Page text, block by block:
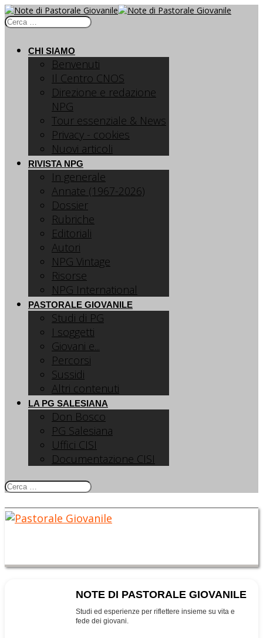
CHI SIAMO
Benvenuti
Il Centro CNOS
Direzione e redazione
NPG
Tour essenziale & News
Privacy - cookies
Nuovi articoli
RIVISTA NPG
In generale
Annate (1967-2026)
Dossier
Rubriche
Editoriali
Autori
NPG Vintage
Risorse
NPG International
PASTORALE GIOVANILE
Studi di PG
I soggetti
Giovani e...
Percorsi
Sussidi
Altri contenuti
LA PG SALESIANA
Don Bosco
PG Salesiana
Uffici CISI
Documentazione CISI
NOTE DI PASTORALE GIOVANILE
Studi ed esperienze per riflettere insieme su vita e
fede dei giovani.